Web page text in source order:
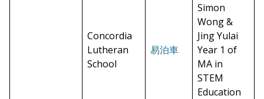
Concordia
Lutheran
School
易泊車
Simon
Wong &
Jing Yulai
Year 1 of
MA in
STEM
Education